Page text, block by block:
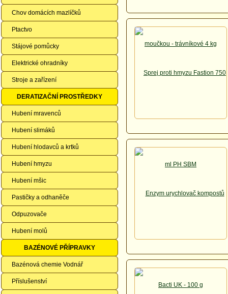
Chov domácích mazlíčků
Ptactvo
Stájové pomůcky
Elektrické ohradníky
Stroje a zařízení
DERATIZAČNÍ PROSTŘEDKY
Hubení mravenců
Hubení slimáků
Hubení hlodavců a krtků
Hubení hmyzu
Hubení mšic
Pastičky a odhaněče
Odpuzovače
Hubení molů
BAZÉNOVÉ PŘÍPRAVKY
Bazénová chemie Vodnář
Příslušenství